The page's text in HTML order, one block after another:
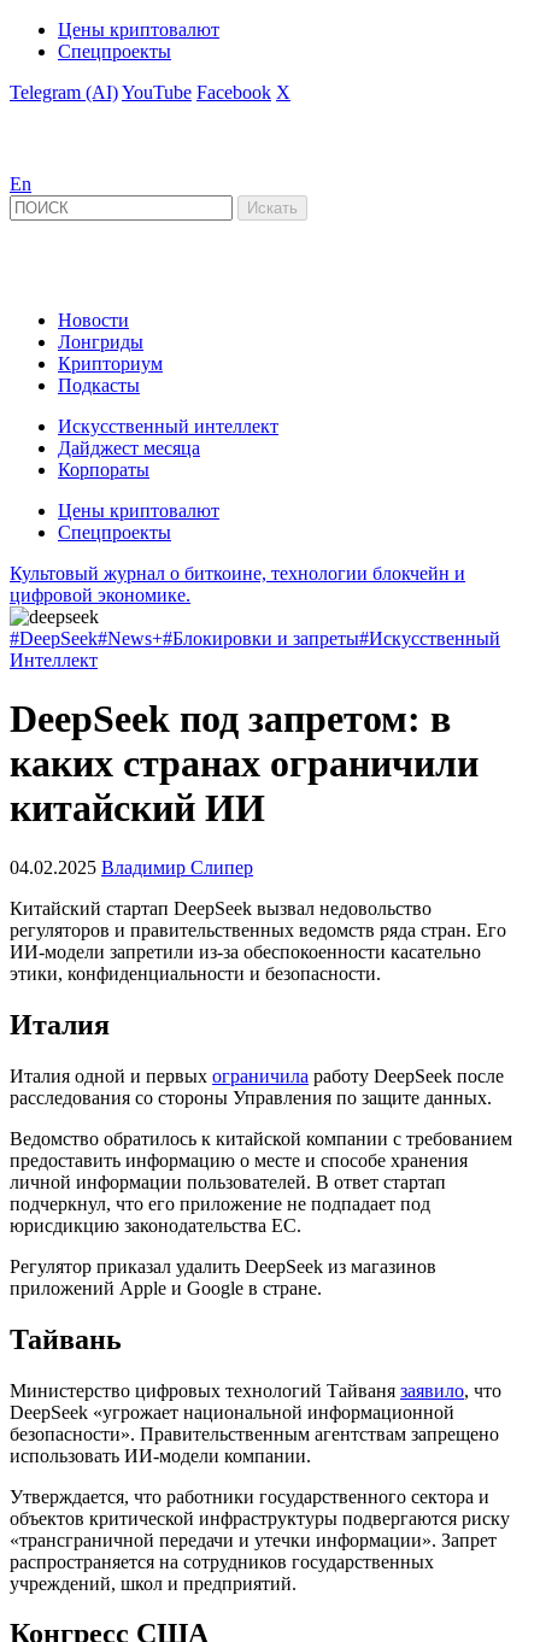
Цены криптовалют
Спецпроекты
Telegram (AI)YouTube Facebook X
En
Новости
Лонгриды
Крипториум
Подкасты
Искусственный интеллект
Дайджест месяца
Корпораты
Цены криптовалют
Спецпроекты
Культовый журнал о биткоине, технологии блокчейн и
цифровой экономике.
#DeepSeek#News+#Блокировки и запреты#Искусственный
Интеллект
DeepSeek под запретом: в
каких странах ограничили
китайский ИИ
04.02.2025 Владимир Слипер
Китайский стартап DeepSeek вызвал недовольство
регуляторов и правительственных ведомств ряда стран. Его
ИИ-модели запретили из-за обеспокоенности касательно
этики, конфиденциальности и безопасности.
Италия
Италия одной и первых ограничила работу DeepSeek после
расследования со стороны Управления по защите данных.
Ведомство обратилось к китайской компании с требованием
предоставить информацию о месте и способе хранения
личной информации пользователей. В ответ стартап
подчеркнул, что его приложение не подпадает под
юрисдикцию законодательства ЕС.
Регулятор приказал удалить DeepSeek из магазинов
приложений Apple и Google в стране.
Тайвань
Министерство цифровых технологий Тайваня заявило, что
DeepSeek «угрожает национальной информационной
безопасности». Правительственным агентствам запрещено
использовать ИИ-модели компании.
Утверждается, что работники государственного сектора и
объектов критической инфраструктуры подвергаются риску
«трансграничной передачи и утечки информации». Запрет
распространяется на сотрудников государственных
учреждений, школ и предприятий.
Конгресс США